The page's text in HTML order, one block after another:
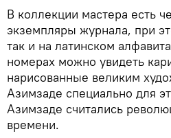
В коллекции мастера есть
экземпляры журнала, при
так и на латинском
номерах можно увидеть
нарисованные великим
Азимзаде специально для
Азимзаде считались
времени.